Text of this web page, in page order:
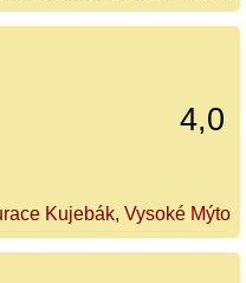
4,0
Kujebák, Vysoké Mýto